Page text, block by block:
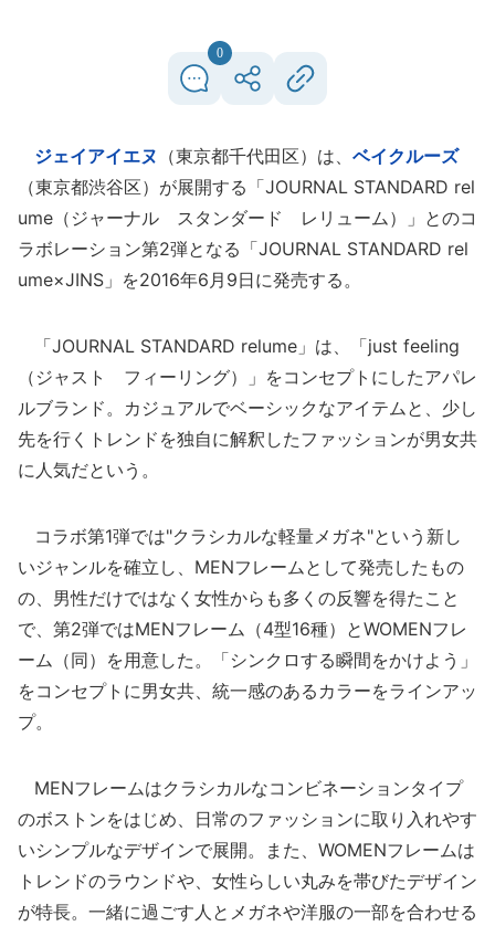
0
ジェイアイエヌ （東京都千代田区）は、 ベイクルーズ
（東京都渋谷区）が展開する「JOURNAL STANDARD rel
ume（ジャーナル スタンダード レリューム）」とのコ
ラボレーション第2弾となる「JOURNAL STANDARD rel
ume×JINS」を2016年6月9日に発売する。
「JOURNAL STANDARD relume」は、「just feeling
（ジャスト フィーリング）」をコンセプトにしたアパレ
ルブランド。カジュアルでベーシックなアイテムと、少し
先を行くトレンドを独自に解釈したファッションが男女共
に人気だという。
コラボ第1弾では"クラシカルな軽量メガネ"という新し
いジャンルを確立し、MENフレームとして発売したもの
の、男性だけではなく女性からも多くの反響を得たこと
で、第2弾ではMENフレーム（4型16種）とWOMENフレ
ーム（同）を用意した。「シンクロする瞬間をかけよう」
をコンセプトに男女共、統一感のあるカラーをラインアッ
プ。
MENフレームはクラシカルなコンビネーションタイプ
のボストンをはじめ、日常のファッションに取り入れやす
いシンプルなデザインで展開。また、WOMENフレームは
トレンドのラウンドや、女性らしい丸みを帯びたデザイン
が特長。一緒に過ごす人とメガネや洋服の一部を合わせる